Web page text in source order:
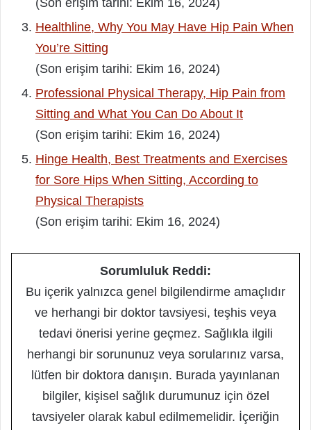
(Son erişim tarihi: Ekim 16, 2024)
Healthline, Why You May Have Hip Pain When
You’re Sitting
(Son erişim tarihi: Ekim 16, 2024)
Professional Physical Therapy, Hip Pain from
Sitting and What You Can Do About It
(Son erişim tarihi: Ekim 16, 2024)
Hinge Health, Best Treatments and Exercises
for Sore Hips When Sitting, According to
Physical Therapists
(Son erişim tarihi: Ekim 16, 2024)
Sorumluluk Reddi:
Bu içerik yalnızca genel bilgilendirme amaçlıdır
ve herhangi bir doktor tavsiyesi, teşhis veya
tedavi önerisi yerine geçmez. Sağlıkla ilgili
herhangi bir sorununuz veya sorularınız varsa,
lütfen bir doktora danışın. Burada yayınlanan
bilgiler, kişisel sağlık durumunuz için özel
tavsiyeler olarak kabul edilmemelidir. İçeriğin